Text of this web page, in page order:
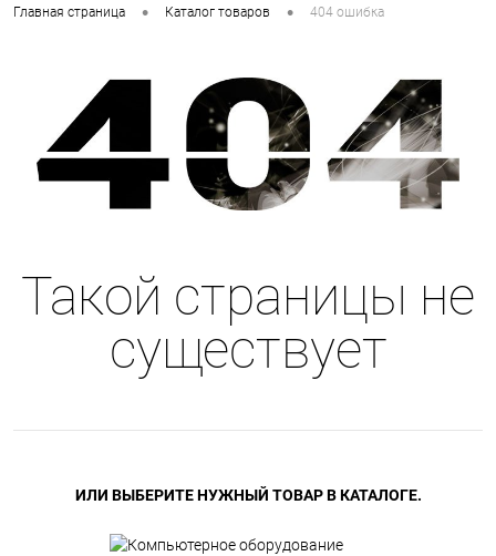
Главная страница • Каталог товаров • 404 ошибка
Такой страницы не
существует
ИЛИ ВЫБЕРИТЕ НУЖНЫЙ ТОВАР В КАТАЛОГЕ.